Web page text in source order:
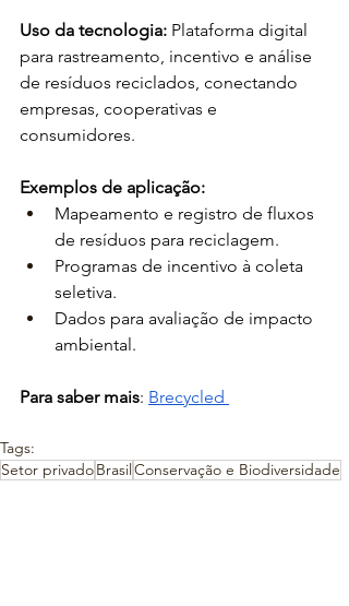
Uso da tecnologia: Plataforma digital
para rastreamento, incentivo e análise
de resíduos reciclados, conectando
empresas, cooperativas e
consumidores.
Exemplos de aplicação:
Mapeamento e registro de fluxos
de resíduos para reciclagem.
Programas de incentivo à coleta
seletiva.
Dados para avaliação de impacto
ambiental.
Para saber mais: Brecycled
Tags:
Setor privadoBrasilConservação e Biodiversidade